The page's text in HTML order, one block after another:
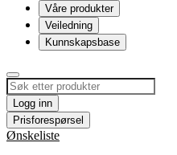
Våre produkter
Veiledning
Kunnskapsbase
Logg inn
Prisforespørsel
Ønskeliste